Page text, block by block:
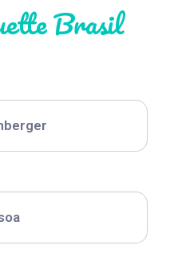
Brasil